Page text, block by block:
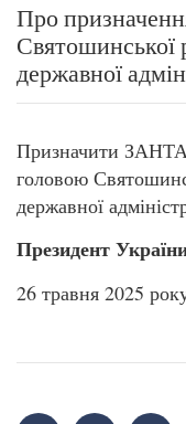
Про
Святошинської
державної
Призначити
головою
державної
Президент
26 травня 2025